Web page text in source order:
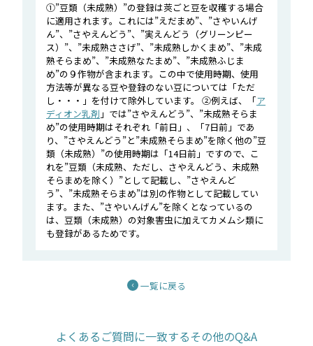
①”豆類（未成熟）”の登録は莢ごと豆を収穫する場合
に適用されます。これには”えだまめ”、”さやいんげ
ん”、”さやえんどう”、”実えんどう（グリーンピー
ス）”、”未成熟ささげ”、”未成熟しかくまめ”、”未成
熟そらまめ”、”未成熟なたまめ”、”未成熟ふじま
め”の９作物が含まれます。この中で使用時期、使用
方法等が異なる豆や登録のない豆については「ただ
し・・・」を付けて除外しています。 ②例えば、「ア
ディオン乳剤 」では”さやえんどう”、”未成熟そらま
め”の使用時期はそれぞれ「前日」、「7日前」であ
り、”さやえんどう”と”未成熟そらまめ”を除く他の”豆
類（未成熟）”の使用時期は「14日前」ですので、こ
れを”豆類（未成熟、ただし、さやえんどう、未成熟
そらまめを除く）”として記載し、”さやえんど
う”、”未成熟そらまめ”は別の作物として記載してい
ます。また、”さやいんげん”を除くとなっているの
は、豆類（未成熟）の対象害虫に加えてカメムシ類に
も登録があるためです。
一覧に戻る
よくあるご質問に一致するその他のQ&A